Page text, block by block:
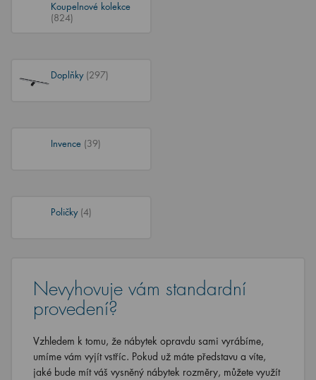
Koupelnové kolekce
(824)
Doplňky (297)
Invence (39)
Poličky (4)
Nevyhovuje vám standardní
provedení?
Vzhledem k tomu, že nábytek opravdu sami vyrábíme,
umíme vám vyjít vstříc. Pokud už máte představu a víte,
jaké bude mít váš vysněný nábytek rozměry, můžete využít